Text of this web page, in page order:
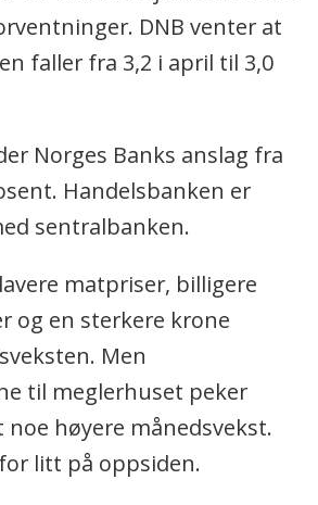
DNB venter at
faller fra 3,2 i april til 3,0
Norges Banks anslag fra
Handelsbanken er
sentralbanken.
matpriser, billigere
og en sterkere krone
Men
til meglerhuset peker
høyere månedsvekst.
litt på oppsiden.